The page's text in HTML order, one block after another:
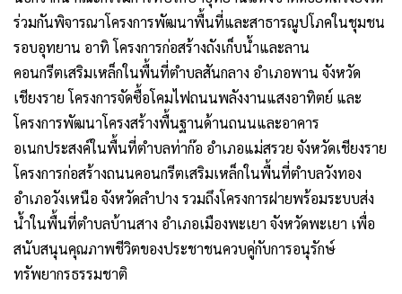
ร่วมกันพิจารณาโครงการพัฒนาพื้นที่และสาธารณูปโภคในชุมชน
รอบอุทยาน อาทิ โครงการก่อสร้างถังเก็บน้ำและลาน
คอนกรีตเสริมเหล็กในพื้นที่ตำบลสันกลาง อำเภอพาน จังหวัด
เชียงราย โครงการจัดซื้อโคมไฟถนนพลังงานแสงอาทิตย์ และ
โครงการพัฒนาโครงสร้างพื้นฐานด้านถนนและอาคาร
อเนกประสงค์ในพื้นที่ตำบลท่าก๊อ อำเภอแม่สรวย จังหวัดเชียงราย
โครงการก่อสร้างถนนคอนกรีตเสริมเหล็กในพื้นที่ตำบลวังทอง
อำเภอวังเหนือ จังหวัดลำปาง รวมถึงโครงการฝายพร้อมระบบส่ง
น้ำในพื้นที่ตำบลบ้านสาง อำเภอเมืองพะเยา จังหวัดพะเยา เพื่อ
สนับสนุนคุณภาพชีวิตของประชาชนควบคู่กับการอนุรักษ์
ทรัพยากรธรรมชาติ